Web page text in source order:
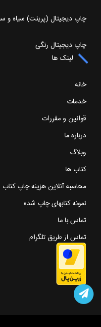
چاپ دیجیتال (پرینت) سیاه و
چاپ دیجیتال رنگی
لینک ها
خانه
خدمات
قوانین و مقررات
درباره ما
وبلاگ
کتاب ها
محاسبه آنلاین هزینه چاپ کتاب
نمونه کتابهای چاپ شده
تماس با ما
تماس از طریق تلگرام